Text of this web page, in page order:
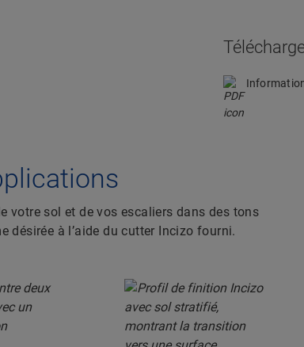
sol et de vos escaliers dans des tons
à l’aide du cutter Incizo fourni.